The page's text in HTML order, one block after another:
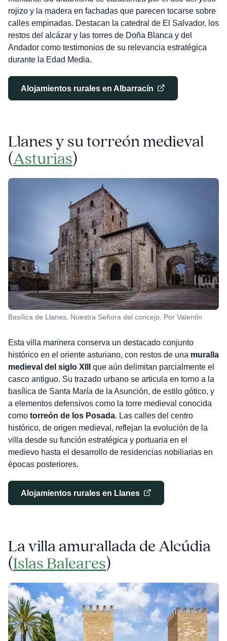
rojizo y la madera en fachadas que parecen tocarse sobre
calles empinadas. Destacan la catedral de El Salvador, los
restos del alcázar y las torres de Doña Blanca y del
Andador como testimonios de su relevancia estratégica
durante la Edad Media.
Alojamientos rurales en Albarracín
Llanes y su torreón medieval
(Asturias)
Basílica de Llanes, Nuestra Señora del concejo. Por Valentin
Esta villa marinera conserva un destacado conjunto
histórico en el oriente asturiano, con restos de una muralla
medieval del siglo XIII que aún delimitan parcialmente el
casco antiguo. Su trazado urbano se articula en torno a la
basílica de Santa María de la Asunción, de estilo gótico, y
a elementos defensivos como la torre medieval conocida
como torreón de los Posada. Las calles del centro
histórico, de origen medieval, reflejan la evolución de la
villa desde su función estratégica y portuaria en el
medievo hasta el desarrollo de residencias nobiliarias en
épocas posteriores.
Alojamientos rurales en Llanes
La villa amurallada de Alcúdia
(Islas Baleares)